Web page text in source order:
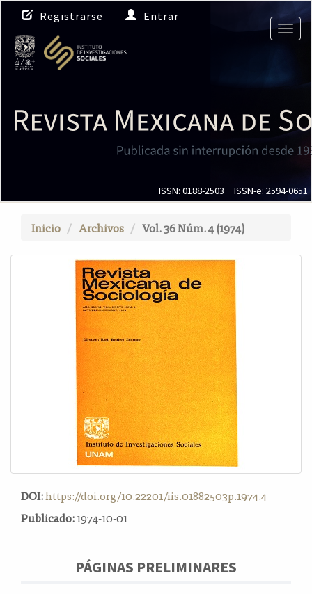
N
a
v
e
g
i
ó
n
c
p
c
i
p
Registrarse Entrar
ISSN: 0188-2503 ISSN-e: 2594-0651
Inicio Archivos Vol. 36 Núm. 4 (1974)
DOI:https://doi.org/10.22201/iis.01882503p.1974.4
Publicado:1974-10-01
PÁGINAS PRELIMINARES